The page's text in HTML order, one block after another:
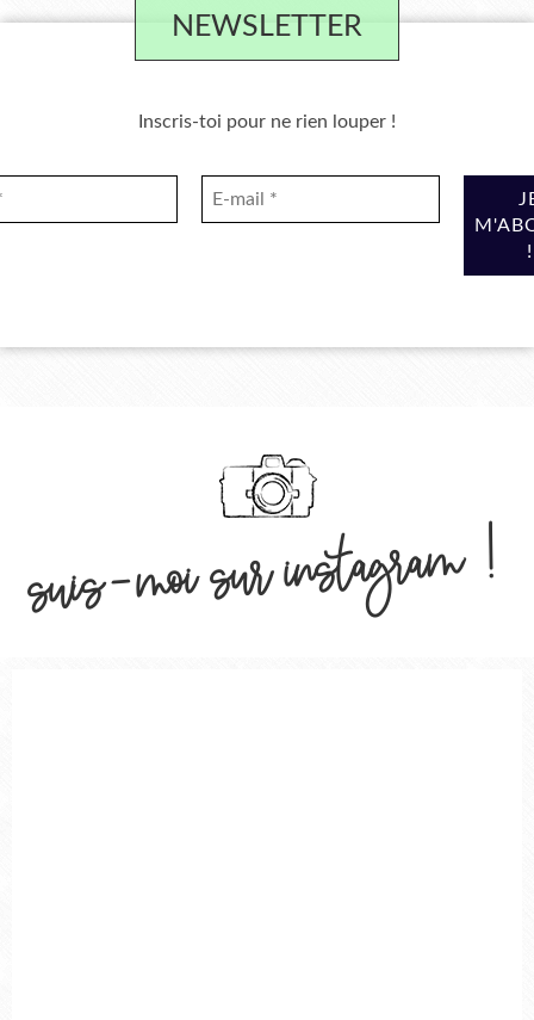
NEWSLETTER
Inscris-toi pour ne rien louper !
suis-moi sur instagram !